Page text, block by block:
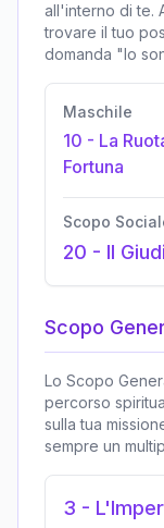
all'interno di te.
trovare il tuo
domanda "Io
Maschile
10 - La
Fortuna
Scopo
20 - Il
Scopo
Lo Scopo
percorso
sulla tua
sempre un
3 -